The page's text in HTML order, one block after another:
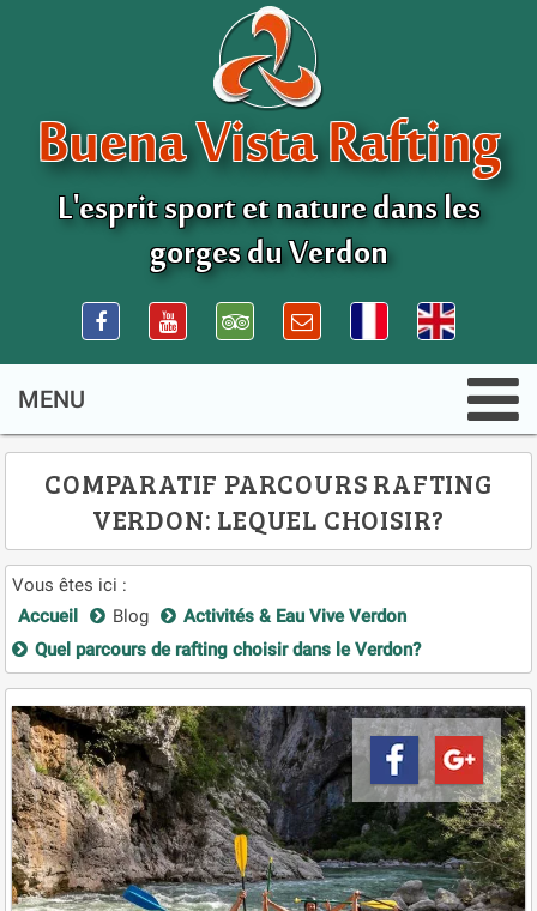
Buena Vista Rafting
L'esprit sport et nature dans les
gorges du Verdon
COMPARATIF PARCOURS RAFTING
VERDON: LEQUEL CHOISIR?
Vous êtes ici :
Accueil
Blog
Activités & Eau Vive Verdon
Quel parcours de rafting choisir dans le Verdon?